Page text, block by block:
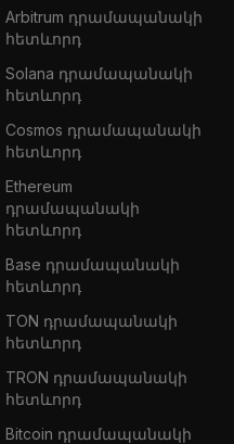
Arbitrum դրամապանակի
հետևորդ
Solana դրամապանակի
հետևորդ
Cosmos դրամապանակի
հետևորդ
Ethereum
դրամապանակի
հետևորդ
Base դրամապանակի
հետևորդ
TON դրամապանակի
հետևորդ
TRON դրամապանակի
հետևորդ
Bitcoin դրամապանակի